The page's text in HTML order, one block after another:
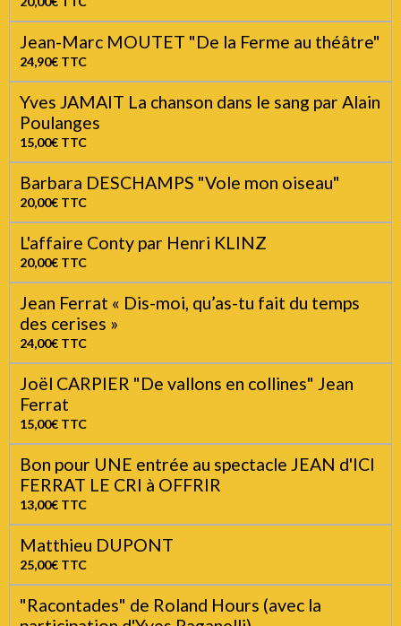
"Tu aurais pu vivre encore un peu" par Ernest
Pignon Ernest et Lyonel Trouillot PROMO :
20€
20,00€ TTC
Jean-Marc MOUTET "De la Ferme au théâtre"
24,90€TTC
Yves JAMAIT La chanson dans le sang par Alain
Poulanges
15,00€ TTC
Barbara DESCHAMPS "Vole mon oiseau"
20,00€ TTC
L'affaire Conty par Henri KLINZ
20,00€TTC
Jean Ferrat « Dis-moi, qu’as-tu fait du temps
des cerises »
24,00€TTC
Joël CARPIER "De vallons en collines" Jean
Ferrat
15,00€TTC
Bon pour UNE entrée au spectacle JEAN d'ICI
FERRAT LE CRI à OFFRIR
13,00€ TTC
Matthieu DUPONT